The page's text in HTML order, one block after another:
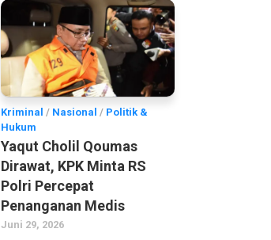
Kriminal / Nasional / Politik &
Hukum
Yaqut Cholil Qoumas
Dirawat, KPK Minta RS
Polri Percepat
Penanganan Medis
Juni 29, 2026